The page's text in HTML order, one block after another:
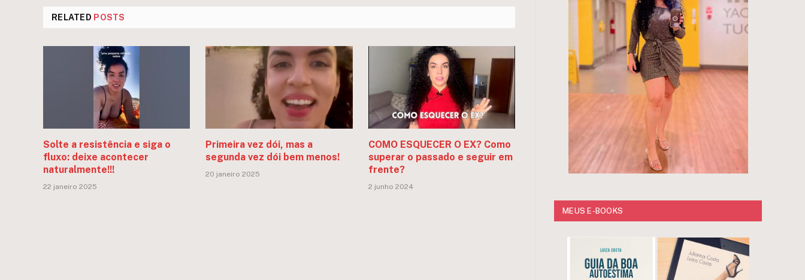
RELATED POSTS
Solte a resistência e siga o
fluxo: deixe acontecer
naturalmente!!!
22 janeiro 2025
Primeira vez dói, mas a
segunda vez dói bem menos!
20 janeiro 2025
COMO ESQUECER O EX? Como
superar o passado e seguir em
frente?
2 junho 2024
MEUS E-BOOKS